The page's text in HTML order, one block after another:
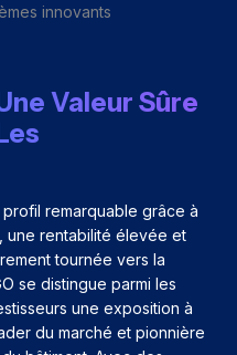
innovants
Valeur Sûre
remarquable grâce à
une rentabilité élevée et
tournée vers la
se distingue parmi les
une exposition à
du marché et pionnière